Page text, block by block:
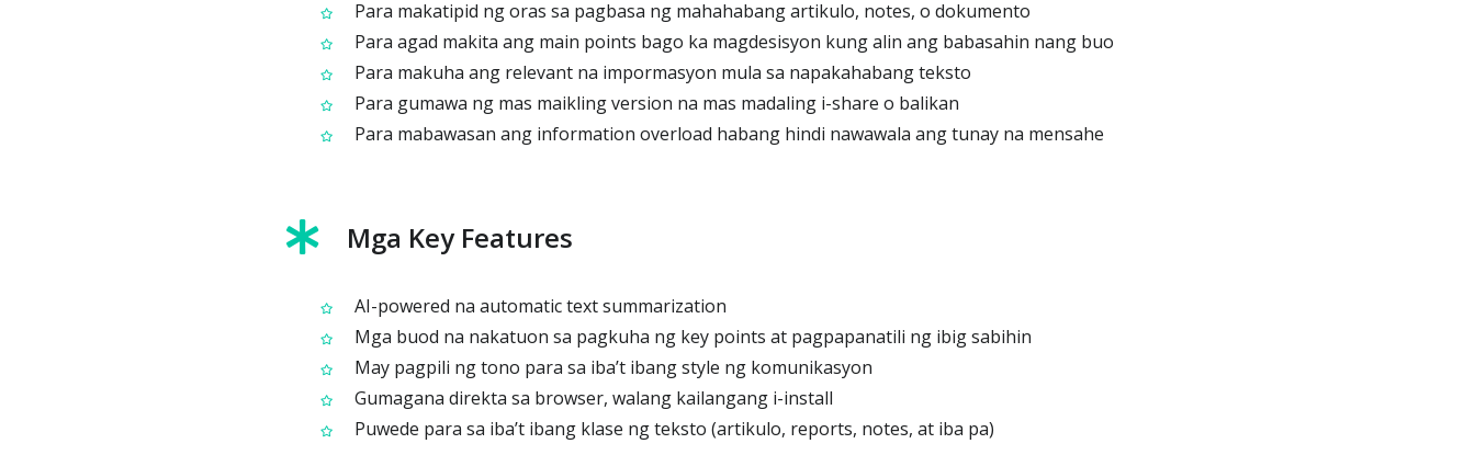
Para makatipid ng oras sa pagbasa ng mahahabang artikulo, notes, o dokumento
Para agad makita ang main points bago ka magdesisyon kung alin ang babasahin nang buo
Para makuha ang relevant na impormasyon mula sa napakahabang teksto
Para gumawa ng mas maikling version na mas madaling i-share o balikan
Para mabawasan ang information overload habang hindi nawawala ang tunay na mensahe
Mga Key Features
AI-powered na automatic text summarization
Mga buod na nakatuon sa pagkuha ng key points at pagpapanatili ng ibig sabihin
May pagpili ng tono para sa iba’t ibang style ng komunikasyon
Gumagana direkta sa browser, walang kailangang i-install
Puwede para sa iba’t ibang klase ng teksto (artikulo, reports, notes, at iba pa)